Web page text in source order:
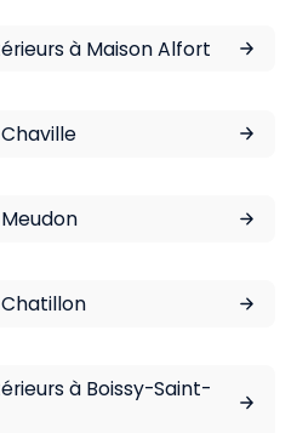
à Maison Alfort
à Boissy-Saint-